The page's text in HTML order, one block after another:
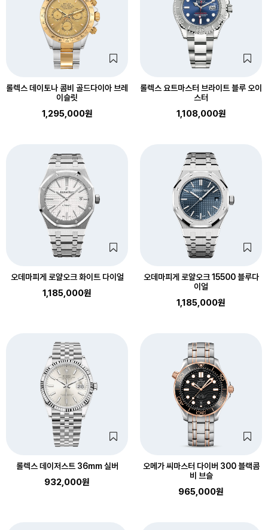
롤렉스 데이토나 콤비 골드다이아 브레
이슬릿
1,295,000원
롤렉스 요트마스터 브라이트 블루 오이
스터
1,108,000원
오데마피게 로얄오크 화이트 다이얼
1,185,000원
오데마피게 로얄오크 15500 블루다
이얼
1,185,000원
롤렉스 데이저스트 36mm 실버
932,000원
오메가 씨마스터 다이버 300 블랙콤
비 브슬
965,000원